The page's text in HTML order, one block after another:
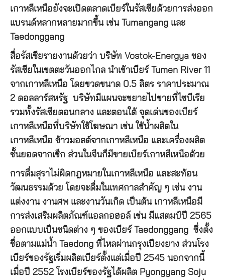
เกาหลีเหนือยังจะเปิดตลาดเบียร์ในรัสเซียด้วยการส่งออก
แบรนด์หลากหลายมากขึ้น เช่น Tumangang และ
Taedonggang
สื่อรัสเซียรายงานด้วยว่า บริษัท Vostok-Energya ของ
รัสเซียในเขตตะวันออกไกล นำเข้าเบียร์ Tumen River 11
จากเกาหลีเหนือ โดยขวดขนาด 0.5 ลิตร ราคาประมาณ
2 ดอลลาร์สหรัฐ บริษัทมีแผนจะขยายไปขายที่ไซบีเรีย
รวมทั้งรัสเซียตอนกลาง และตอนใต้ จุดเด่นของเบียร์
เกาหลีเหนือที่บริษัทใช้โฆษณา เช่น ใช้น้ำผลิตใน
เกาหลีเหนือ ข้าวมอลต์จากเกาหลีเหนือ และเครื่องผลิต
ชั้นยอดจากเช็ก ส่วนในจีนก็มีขายเบียร์เกาหลีเหนือด้วย
การดื่มสุราไม่ผิดกฎหมายในเกาหลีเหนือ และสะท้อน
วัฒนธรรมด้วย โดยจะดื่มในเทศกาลสำคัญ ๆ เช่น งาน
แต่งงาน งานศพ และงานวันเกิด เป็นต้น เกาหลีเหนือมี
การส่งเสริมผลิตภัณฑ์แอลกอฮอล์ เช่น มีแสตมป์ปี 2565
ออกแบบเป็นชนิดต่าง ๆ ของเบียร์ Taedonggang ซึ่งตั้ง
ชื่อตามแม่น้ำ Taedong ที่ไหลผ่านกรุงเปียงยาง ส่วนโรง
เบียร์ของรัฐเริ่มผลิตเบียร์ตั้งแต่เมื่อปี 2545 นอกจากนี้
เมื่อปี 2552 โรงเบียร์ของรัฐได้ผลิต Pyongyang Soju